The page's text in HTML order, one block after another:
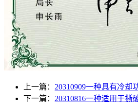
上一篇： 20310909一种具有冷却
下一篇： 20310816一种适用于撕